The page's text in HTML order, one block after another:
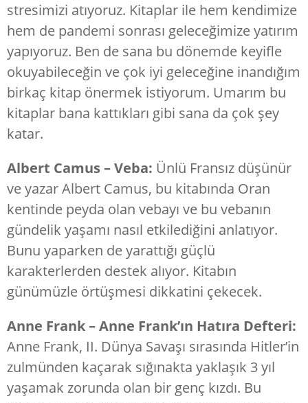
stresimizi atıyoruz. Kitaplar ile hem kendimize
hem de pandemi sonrası geleceğimize yatırım
yapıyoruz. Ben de sana bu dönemde keyifle
okuyabileceğin ve çok iyi geleceğine inandığım
birkaç kitap önermek istiyorum. Umarım bu
kitaplar bana kattıkları gibi sana da çok şey
katar.
Albert Camus – Veba: Ünlü Fransız düşünür
ve yazar Albert Camus, bu kitabında Oran
kentinde peyda olan vebayı ve bu vebanın
gündelik yaşamı nasıl etkilediğini anlatıyor.
Bunu yaparken de yarattığı güçlü
karakterlerden destek alıyor. Kitabın
günümüzle örtüşmesi dikkatini çekecek.
Anne Frank – Anne Frank’ın Hatıra Defteri:
Anne Frank, II. Dünya Savaşı sırasında Hitler’in
zulmünden kaçarak sığınakta yaklaşık 3 yıl
yaşamak zorunda olan bir genç kızdı. Bu